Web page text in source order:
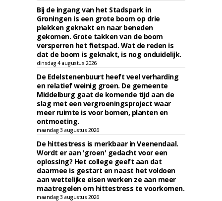
Bij de ingang van het Stadspark in
Groningen is een grote boom op drie
plekken geknakt en naar beneden
gekomen. Grote takken van de boom
versperren het fietspad. Wat de reden is
dat de boom is geknakt, is nog onduidelijk.
dinsdag 4 augustus 2026
De Edelstenenbuurt heeft veel verharding
en relatief weinig groen. De gemeente
Middelburg gaat de komende tijd aan de
slag met een vergroeningsproject waar
meer ruimte is voor bomen, planten en
ontmoeting.
maandag 3 augustus 2026
De hittestress is merkbaar in Veenendaal.
Wordt er aan 'groen' gedacht voor een
oplossing? Het college geeft aan dat
daarmee is gestart en naast het voldoen
aan wettelijke eisen werken ze aan meer
maatregelen om hittestress te voorkomen.
maandag 3 augustus 2026